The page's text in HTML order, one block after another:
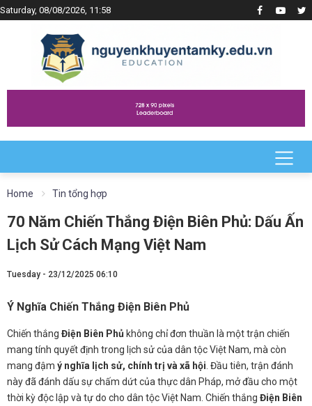
Saturday, 08/08/2026, 11:58
Home Tin tổng hợp
70 Năm Chiến Thắng Điện Biên Phủ: Dấu Ấn
Lịch Sử Cách Mạng Việt Nam
Tuesday - 23/12/2025 06:10
Ý Nghĩa Chiến Thắng Điện Biên Phủ
Chiến thắng Điện Biên Phủ không chỉ đơn thuần là một trận chiến
mang tính quyết định trong lịch sử của dân tộc Việt Nam, mà còn
mang đậm ý nghĩa lịch sử, chính trị và xã hội . Đầu tiên, trận đánh
này đã đánh dấu sự chấm dứt của thực dân Pháp, mở đầu cho một
thời kỳ độc lập và tự do cho dân tộc Việt Nam. Chiến thắng Điện Biên